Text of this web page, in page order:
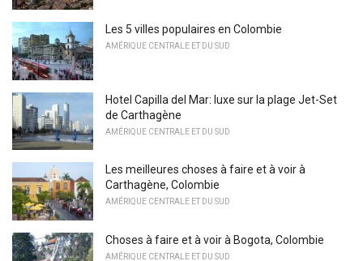
Les 5 villes populaires en Colombie
AMÉRIQUE CENTRALE ET DU SUD
Hotel Capilla del Mar: luxe sur la plage Jet-Set
de Carthagène
AMÉRIQUE CENTRALE ET DU SUD
Les meilleures choses à faire et à voir à
Carthagène, Colombie
AMÉRIQUE CENTRALE ET DU SUD
Choses à faire et à voir à Bogota, Colombie
AMÉRIQUE CENTRALE ET DU SUD